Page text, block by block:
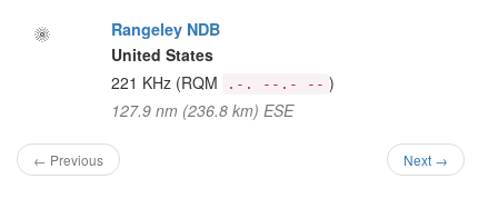
Rangeley NDB
United States
221 KHz (RQM .-. --.- -- )
127.9 nm (236.8 km) ESE
← Previous Next →